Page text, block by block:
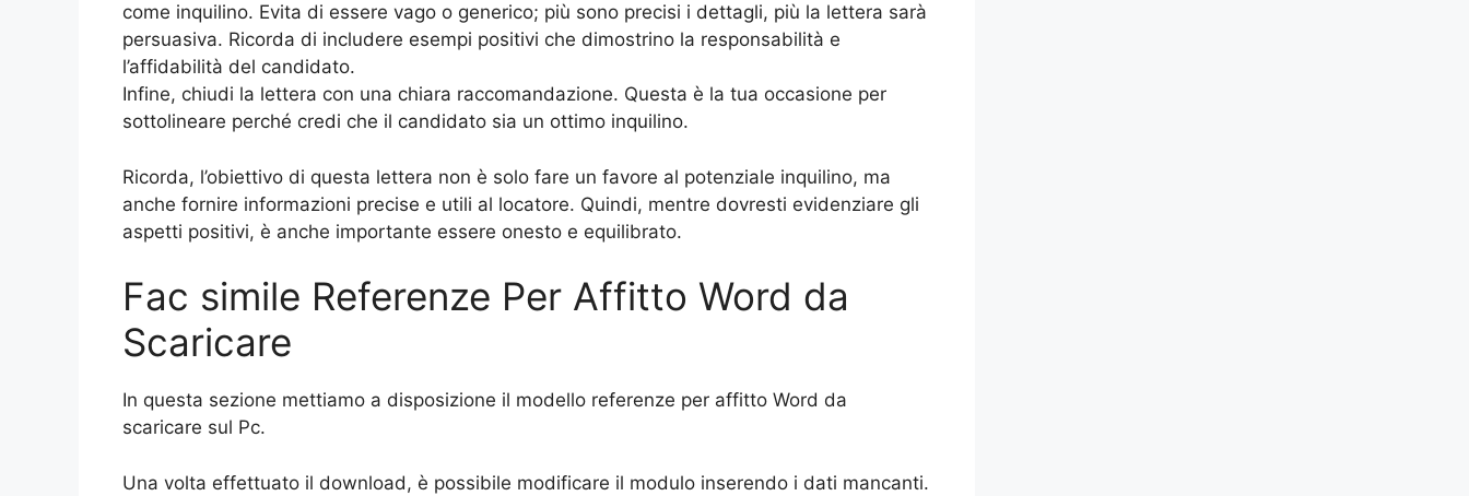
come inquilino. Evita di essere vago o generico; più sono precisi i dettagli, più la lettera sarà
persuasiva. Ricorda di includere esempi positivi che dimostrino la responsabilità e
l’affidabilità del candidato.
Infine, chiudi la lettera con una chiara raccomandazione. Questa è la tua occasione per
sottolineare perché credi che il candidato sia un ottimo inquilino.
Ricorda, l’obiettivo di questa lettera non è solo fare un favore al potenziale inquilino, ma
anche fornire informazioni precise e utili al locatore. Quindi, mentre dovresti evidenziare gli
aspetti positivi, è anche importante essere onesto e equilibrato.
Fac simile Referenze Per Affitto Word da
Scaricare
In questa sezione mettiamo a disposizione il modello referenze per affitto Word da
scaricare sul Pc.
Una volta effettuato il download, è possibile modificare il modulo inserendo i dati mancanti.